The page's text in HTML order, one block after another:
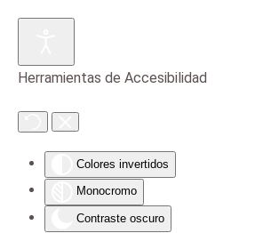
Herramientas de Accesibilidad
Colores invertidos
Monocromo
Contraste oscuro